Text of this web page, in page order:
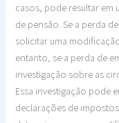
casos, pode resultar
de pensão. Se a perda
solicitar uma
entanto, se a perda de
investigação sobre as
Essa investigação pode
declarações de